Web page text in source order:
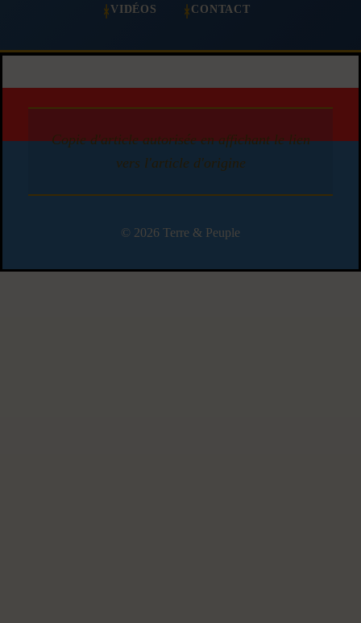
VIDÉOS CONTACT
Copie d'article autorisée en affichant le lien
vers l'article d'origine
© 2026 Terre & Peuple